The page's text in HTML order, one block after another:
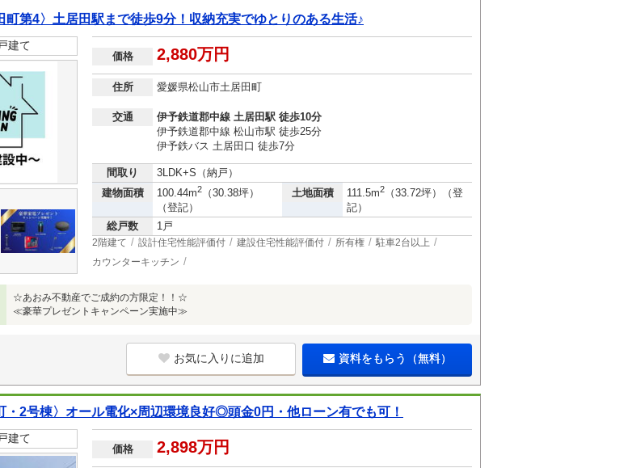
町第4〉土居田駅まで徒歩9分！収納充実でゆとりのある生活♪
建て
価格 2,880万円
住所 愛媛県松山市土居田町
交通
伊予鉄道郡中線 土居田駅 徒歩10分
伊予鉄道郡中線 松山市駅 徒歩25分
伊予鉄バス 土居田口 徒歩7分
間取り
3LDK+S（納戸）
建物面積
100.44m2
（30.38坪）
（登記）
土地面積 111.5m2
（33.72坪）（登
記）
総戸数
1戸
2階建て 設計住宅性能評価付 建設住宅性能評価付 所有権
駐車2台以上
カウンターキッチン
☆あおみ不動産でご成約の方限定！！☆
≪豪華プレゼントキャンペーン実施中≫
お気に入りに追加 資料をもらう（無料）
・2号棟〉オール電化×周辺環境良好◎頭金0円・他ローン有でも可！
建て
価格 2,898万円